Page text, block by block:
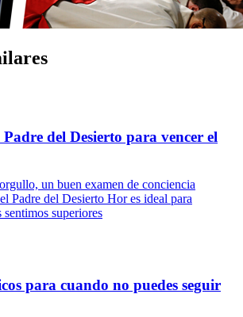
del Desierto para vencer el
un buen examen de conciencia
Padre del Desierto Hor es ideal para
superiores
para cuando no puedes seguir